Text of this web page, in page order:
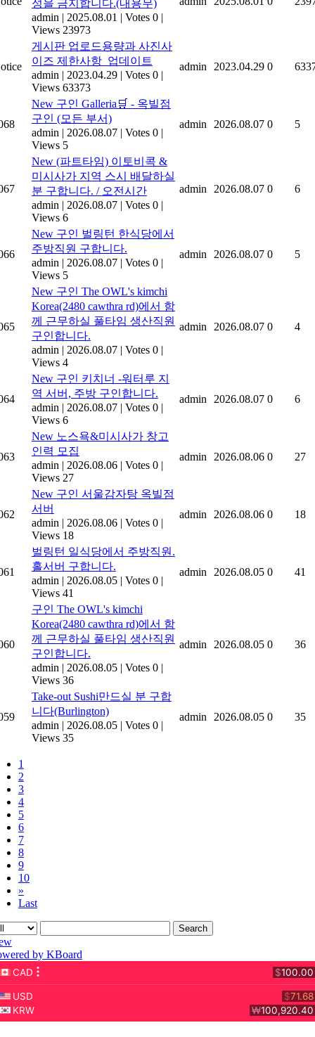
성을 금지합니다.(내용무)
admin | 2025.08.01 | Votes 0 |
Views 23973
게시판 업로드용량과 사진사
이즈 제한사항_업데이트
admin | 2023.04.29 | Votes 0 |
Views 63373
admin 2023.04.29 0
New구인 Galleria🛒 - 옥빌점
구인 (모든 부서)
admin | 2026.08.07 | Votes 0 |
Views 5
admin 2026.08.07 0 5
New(파트타임) 이토비콕 &
미시사가 지역 스시 배달하실
분 구합니다. / 오전시간
admin | 2026.08.07 | Votes 0 |
Views 6
admin 2026.08.07 0 6
New구인 벌링턴 한식당에서
주방직원 구합니다.
admin | 2026.08.07 | Votes 0 |
Views 5
admin 2026.08.07 0 5
New구인 The OWL's kimchi
Korea(2480 cawthra rd)에서 함
께 근무하실 풀타임 생산직원
구인합니다.
admin | 2026.08.07 | Votes 0 |
Views 4
admin 2026.08.07 0 4
New구인 키치너 -워터루 지
역 서버, 주방 구인합니다.
admin | 2026.08.07 | Votes 0 |
Views 6
admin 2026.08.07 0 6
New노스욕&미시사가 창고
인력 모집
admin | 2026.08.06 | Votes 0 |
Views 27
admin 2026.08.06 0 27
New구인 서울감자탕 옥빌점
서버
admin | 2026.08.06 | Votes 0 |
Views 18
admin 2026.08.06 0 18
벌링턴 일식당에서 주방직원.
홀서버 구합니다.
admin | 2026.08.05 | Votes 0 |
Views 41
admin 2026.08.05 0 41
구인 The OWL's kimchi
Korea(2480 cawthra rd)에서 함
께 근무하실 풀타임 생산직원
구인합니다.
admin | 2026.08.05 | Votes 0 |
Views 36
admin 2026.08.05 0 36
Take-out Sushi만드실 분 구합
니다(Burlington)
admin | 2026.08.05 | Votes 0 |
Views 35
admin 2026.08.05 0 35
1
2
3
4
5
6
7
8
9
10
»
Last
Search
by KBoard